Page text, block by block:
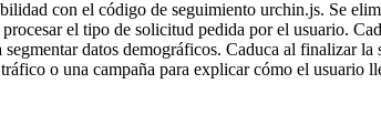
con el código de seguimiento urchin.js. Se
el tipo de solicitud pedida por el usuario.
datos demográficos. Caduca al finalizar la
o una campaña para explicar cómo el usuario